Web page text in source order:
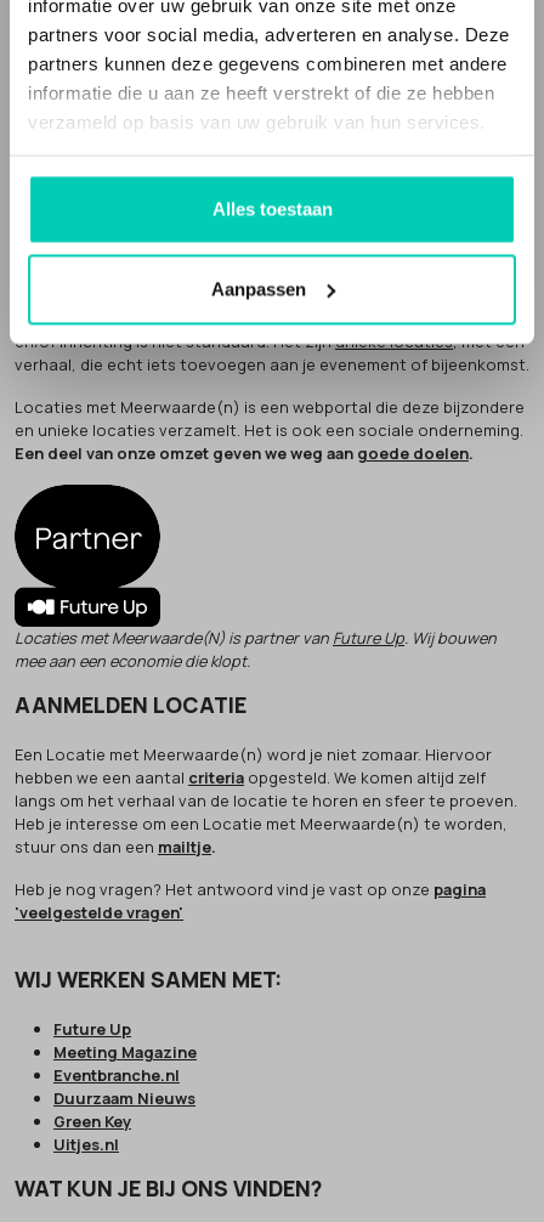
informatie over uw gebruik van onze site met onze
partners voor social media, adverteren en analyse. Deze
partners kunnen deze gegevens combineren met andere
informatie die u aan ze heeft verstrekt of die ze hebben
verzameld op basis van uw gebruik van hun services.
Alles toestaan
Aanpassen
zakelijke bijeenkomsten, met meer waarden voor cultuur, natuur
of mens. Inspirerende en unieke plekken.
Deze locaties doen méér (people, planet, profit). Ze maken
impact, bijvoorbeeld door sociaal en/of duurzaam werken, het
bewaken van cultureel erfgoed of het verbinden van groepen in de
vergaderlocaties en evenementenlocaties gevestigd in een
bijzonder gebouw, of op een speciale plek en de bedrijfsvoering
en/of inrichting is niet standaard. Het zijnunieke locaties, met een
verhaal, die echt iets toevoegen aan je evenement of bijeenkomst.
Locaties met Meerwaarde(n) is een webportal die deze bijzondere
en unieke locaties verzamelt. Het is ook een sociale onderneming.
Een deel van onze omzet geven we weg aan goede doelen.
Locaties met Meerwaarde(N) is partner van Future Up. Wij bouwen
mee aan een economie die klopt.
AANMELDEN LOCATIE
Een Locatie met Meerwaarde(n) word je niet zomaar. Hiervoor
hebben we een aantal criteria opgesteld. We komen altijd zelf
langs om het verhaal van de locatie te horen en sfeer te proeven.
Heb je interesse om een Locatie met Meerwaarde(n) te worden,
stuur ons dan een mailtje.
Heb je nog vragen? Het antwoord vind je vast op onze pagina
'veelgestelde vragen'
WIJ WERKEN SAMEN MET:
Future Up
Meeting Magazine
Eventbranche.nl
Duurzaam Nieuws
Green Key
Uitjes.nl
WAT KUN JE BIJ ONS VINDEN?